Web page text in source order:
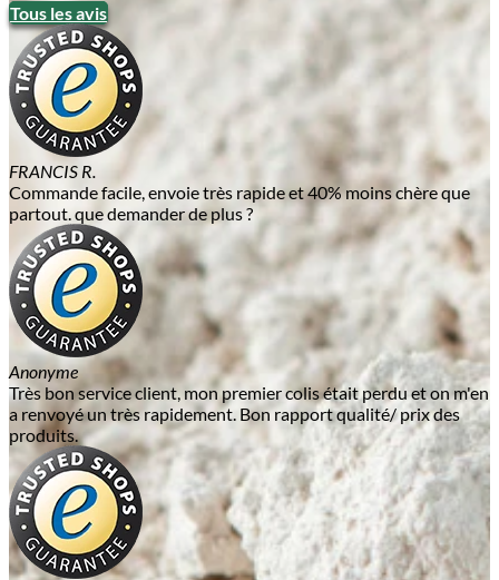
Tous les avis
FRANCIS R.
Commande facile, envoie très rapide et 40% moins chère que
partout. que demander de plus ?
Anonyme
Très bon service client, mon premier colis était perdu et on m'en
a renvoyé un très rapidement. Bon rapport qualité/ prix des
produits.